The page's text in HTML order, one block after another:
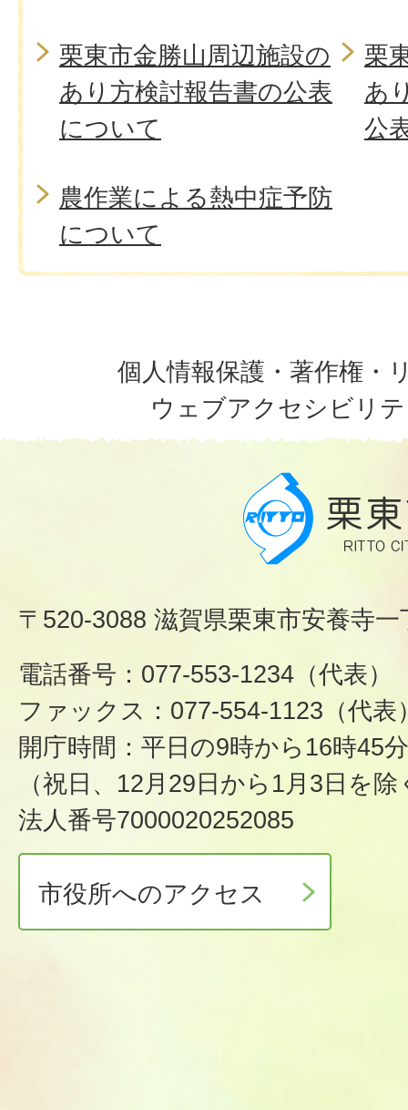
栗東市金勝山周辺施設の
あり方検討報告書の公表
について
栗
あ
公
農作業による熱中症予防
について
個人情報保護・著作権・
ウェブアクセシビリ
〒520-3088 滋賀県栗東市安養寺
電話番号：077-553-1234（代表）
ファックス：077-554-1123（代表
開庁時間：平日の9時から16時45分
（祝日、12月29日から1月3日を除
法人番号7000020252085
市役所へのアクセス